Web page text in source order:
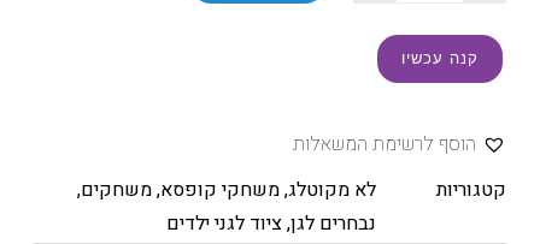
קנה עכשיו
הוסף לרשימת המשאלות
קטגוריות
לא מקוטלג,משחקי קופסא,משחקים,
נבחרים לגן,ציוד לגני ילדים